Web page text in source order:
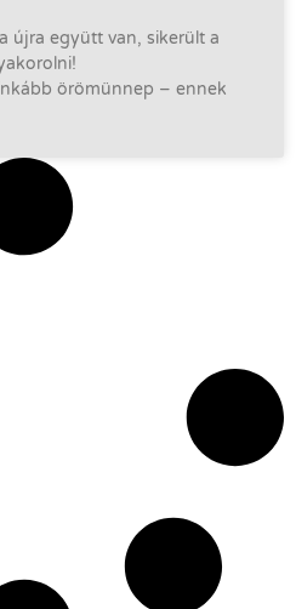
újra együtt van, sikerült a
örömünnep – ennek